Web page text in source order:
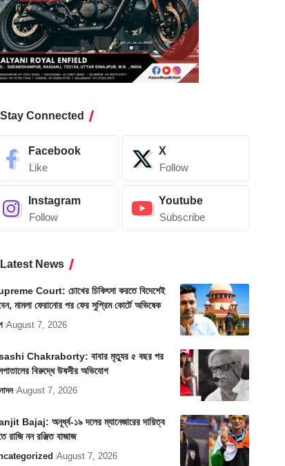
Stay Connected
Facebook
Like
X
Follow
Instagram
Follow
Youtube
Subscribe
Latest News
Court: চোখের চিকিৎসা করতে বিদেশেই
মামলা ফেরানোর পর ফের সুপ্রিম কোর্টে অভিষেক
August 7, 2026
Chakraborty: বাবার মৃত্যুর ৫ বছর পর
বিরুদ্ধে উষসীর অভিযোগ
August 7, 2026
Bajaj: অনূর্ধ্ব-১৯ দলের ম্যানেজারের দায়িত্ব
রাজি নন রঞ্জিত বাজাজ
August 7, 2026